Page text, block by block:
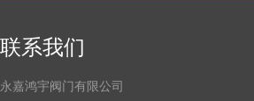
联系我们
永嘉鸿宇阀门有限公司